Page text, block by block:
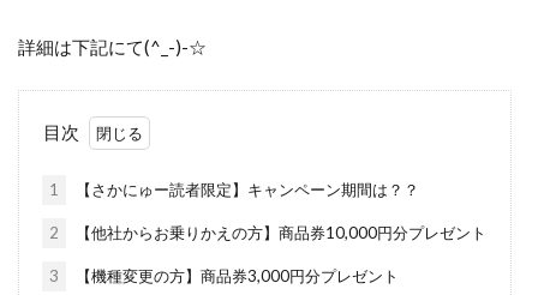
詳細は下記にて(^_-)-☆
目次
1 【さかにゅー読者限定】キャンペーン期間は？？
2 【他社からお乗りかえの方】商品券10,000円分プレゼント
3 【機種変更の方】商品券3,000円分プレゼント